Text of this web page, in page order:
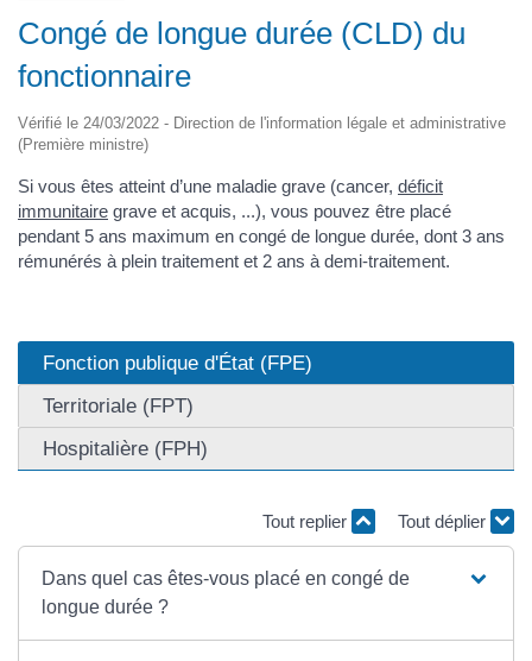
Congé de longue durée (CLD) du
fonctionnaire
Vérifié le 24/03/2022 - Direction de l'information légale et administrative
(Première ministre)
Si vous êtes atteint d’une maladie grave (cancer, déficit
immunitaire grave et acquis, ...), vous pouvez être placé
pendant 5 ans maximum en congé de longue durée, dont 3 ans
rémunérés à plein traitement et 2 ans à demi-traitement.
Fonction publique d'État (FPE)
Territoriale (FPT)
Hospitalière (FPH)
Tout replier Tout déplier
Dans quel cas êtes-vous placé en congé de
longue durée ?